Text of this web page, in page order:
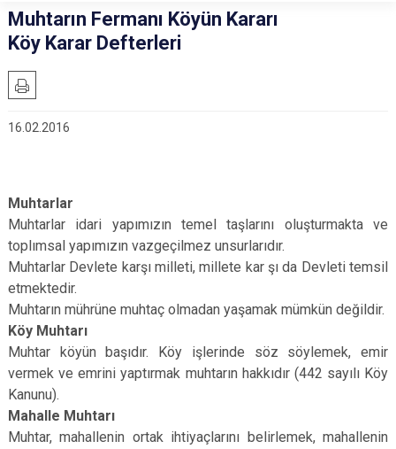
Muhtarın Fermanı Köyün Kararı
Köy Karar Defterleri
16.02.2016
Muhtarlar
Muhtarlar idari yapımızın temel taşlarını oluşturmakta ve
toplımsal yapımızın vazgeçilmez unsurlarıdır.
Muhtarlar Devlete karşı milleti, millete kar şı da Devleti temsil
etmektedir.
Muhtarın mührüne muhtaç olmadan yaşamak mümkün değildir.
Köy Muhtarı
Muhtar köyün başıdır. Köy işlerinde söz söylemek, emir
vermek ve emrini yaptırmak muhtarın hakkıdır (442 sayılı Köy
Kanunu).
Mahalle Muhtarı
Muhtar, mahallenin ortak ihtiyaçlarını belirlemek, mahallenin